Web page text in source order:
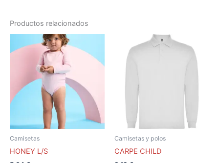
Productos relacionados
Camisetas
HONEY L/S
Camisetas y polos
CARPE CHILD